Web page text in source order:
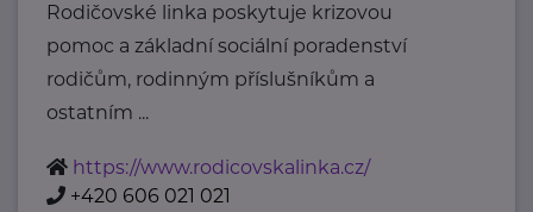
Rodičovské linka poskytuje krizovou
pomoc a základní sociální poradenství
rodičům, rodinným příslušníkům a
ostatním ...
https://www.rodicovskalinka.cz/
+420 606 021 021